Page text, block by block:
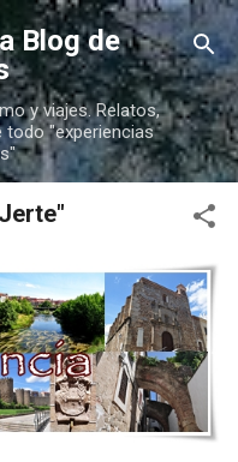
Blog de
y viajes. Relatos,
"experiencias